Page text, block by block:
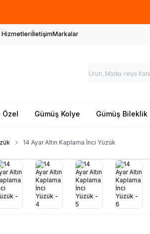
HizmetleriİletişimMarkalar
Özel Gümüş Kolye Gümüş Bileklik
14 Ayar Altın Kaplama İnci Yüzük